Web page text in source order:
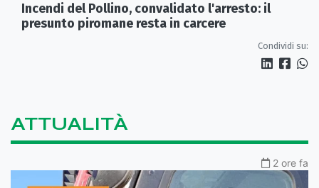
Incendi del Pollino, convalidato l'arresto: il
presunto piromane resta in carcere
Condividi su:
ATTUALITÀ
2 ore fa